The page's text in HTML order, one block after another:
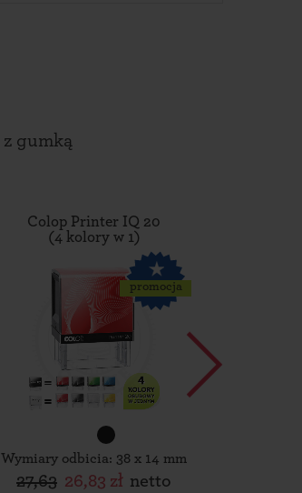
z gumką
Colop Printer IQ 20
(4 kolory w 1)
promocja
Wymiary odbicia: 38 x 14 mm
27,63 26,83 zł netto